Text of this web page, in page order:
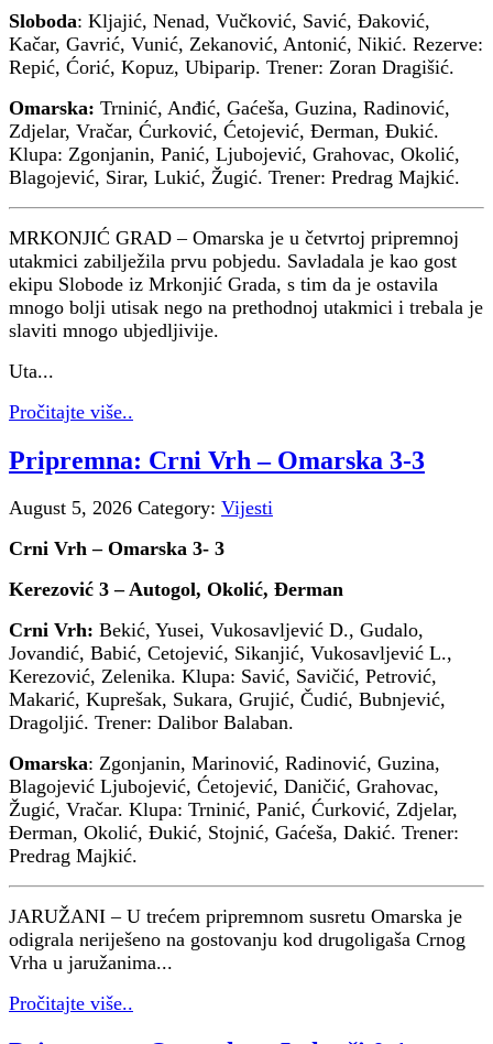
Sloboda: Kljajić, Nenad, Vučković, Savić, Đaković,
Kačar, Gavrić, Vunić, Zekanović, Antonić, Nikić. Rezerve:
Repić, Ćorić, Kopuz, Ubiparip. Trener: Zoran Dragišić.
Omarska: Trninić, Anđić, Gaćeša, Guzina, Radinović,
Zdjelar, Vračar, Ćurković, Ćetojević, Đerman, Đukić.
Klupa: Zgonjanin, Panić, Ljubojević, Grahovac, Okolić,
Blagojević, Sirar, Lukić, Žugić. Trener: Predrag Majkić.
MRKONJIĆ GRAD – Omarska je u četvrtoj pripremnoj
utakmici zabilježila prvu pobjedu. Savladala je kao gost
ekipu Slobode iz Mrkonjić Grada, s tim da je ostavila
mnogo bolji utisak nego na prethodnoj utakmici i trebala je
slaviti mnogo ubjedljivije.
Uta...
Pročitajte više..
Pripremna: Crni Vrh – Omarska 3-3
August 5, 2026 Category: Vijesti
Crni Vrh – Omarska 3- 3
Kerezović 3 – Autogol, Okolić, Đerman
Crni Vrh: Bekić, Yusei, Vukosavljević D., Gudalo,
Jovandić, Babić, Cetojević, Sikanjić, Vukosavljević L.,
Kerezović, Zelenika. Klupa: Savić, Savičić, Petrović,
Makarić, Kuprešak, Sukara, Grujić, Čudić, Bubnjević,
Dragoljić. Trener: Dalibor Balaban.
Omarska: Zgonjanin, Marinović, Radinović, Guzina,
Blagojević Ljubojević, Ćetojević, Daničić, Grahovac,
Žugić, Vračar. Klupa: Trninić, Panić, Ćurković, Zdjelar,
Đerman, Okolić, Đukić, Stojnić, Gaćeša, Dakić. Trener:
Predrag Majkić.
JARUŽANI – U trećem pripremnom susretu Omarska je
odigrala neriješeno na gostovanju kod drugoligaša Crnog
Vrha u jaružanima...
Pročitajte više..